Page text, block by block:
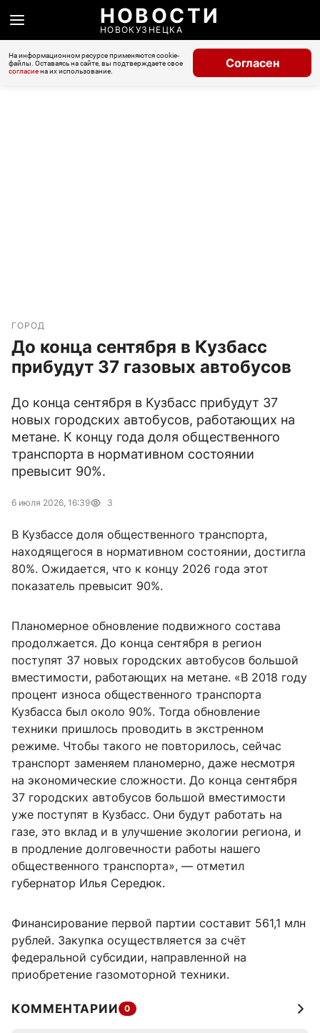
НОВОСТИ
НОВОКУЗНЕЦКА
На информационном ресурсе применяются cookie-
файлы. Оставаясь на сайте, вы подтверждаете свое
согласиена их использование.
Согласен
ГОРОД
До конца сентября в Кузбасс
прибудут 37 газовых автобусов
До конца сентября в Кузбасс прибудут 37
новых городских автобусов, работающих на
метане. К концу года доля общественного
транспорта в нормативном состоянии
превысит 90%.
6 июля 2026, 16:39 3
В Кузбассе доля общественного транспорта,
находящегося в нормативном состоянии, достигла
80%. Ожидается, что к концу 2026 года этот
показатель превысит 90%.
Планомерное обновление подвижного состава
продолжается. До конца сентября в регион
поступят 37 новых городских автобусов большой
вместимости, работающих на метане. «В 2018 году
процент износа общественного транспорта
Кузбасса был около 90%. Тогда обновление
техники пришлось проводить в экстренном
режиме. Чтобы такого не повторилось, сейчас
транспорт заменяем планомерно, даже несмотря
на экономические сложности. До конца сентября
37 городских автобусов большой вместимости
уже поступят в Кузбасс. Они будут работать на
газе, это вклад и в улучшение экологии региона, и
в продление долговечности работы нашего
общественного транспорта», — отметил
губернатор Илья Середюк.
Финансирование первой партии составит 561,1 млн
рублей. Закупка осуществляется за счёт
федеральной субсидии, направленной на
приобретение газомоторной техники.
КОММЕНТАРИИ 0